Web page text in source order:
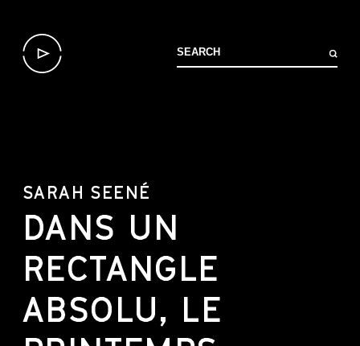
SARAH SEENÉ
DANS UN
RECTANGLE
ABSOLU, LE